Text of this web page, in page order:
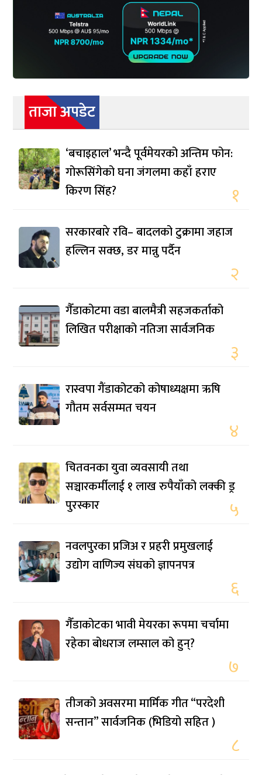
ताजा अपडेट
‘बचाइहाल’ भन्दै पूर्वमेयरको अन्तिम फोन:
गोरूसिंगेको घना जंगलमा कहाँ हराए
किरण सिंह?
१
सरकारबारे रवि– बादलको टुक्रामा जहाज
हल्लिन सक्छ, डर मान्नु पर्दैन
२
गैँडाकोटमा वडा बालमैत्री सहजकर्ताको
लिखित परीक्षाको नतिजा सार्वजनिक
३
रास्वपा गैंडाकोटको कोषाध्यक्षमा ऋषि
गौतम सर्वसम्मत चयन
४
चितवनका युवा व्यवसायी तथा
सञ्चारकर्मीलाई १ लाख रुपैयाँको लक्की ड्र
पुरस्कार
५
नवलपुरका प्रजिअ र प्रहरी प्रमुखलाई
उद्योग वाणिज्य संघको ज्ञापनपत्र
६
गैँडाकोटका भावी मेयरका रूपमा चर्चामा
रहेका बोधराज लम्साल को हुन्?
७
तीजको अवसरमा मार्मिक गीत “परदेशी
सन्तान” सार्वजनिक (भिडियो सहित )
८